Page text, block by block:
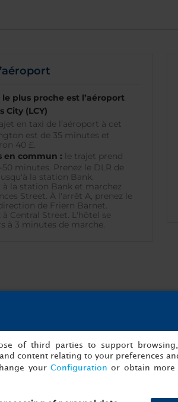
plus proche est l’aéroport
City (LCY)
en taxi de l’aéroport à cet
est de 35 minutes et
40 £.
en commun : le trajet prend
minutes. Prenez le DLR de
la station Bank.
à la station Bank et marchez
Street. À l'arrêt A, prenez le
de Friern Barnet.
à Central Street. L'hôtel se
à 3 minutes de marche.
of third parties to support
content relating to your preferences
your Configuration or obtain